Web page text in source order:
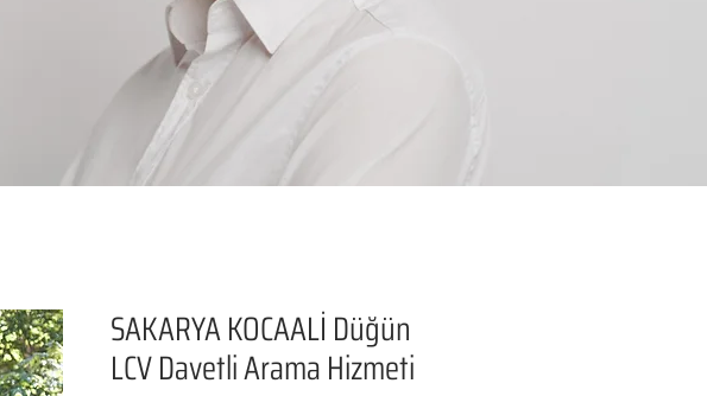
SAKARYA KOCAALİ Düğün
LCV Davetli Arama Hizmeti